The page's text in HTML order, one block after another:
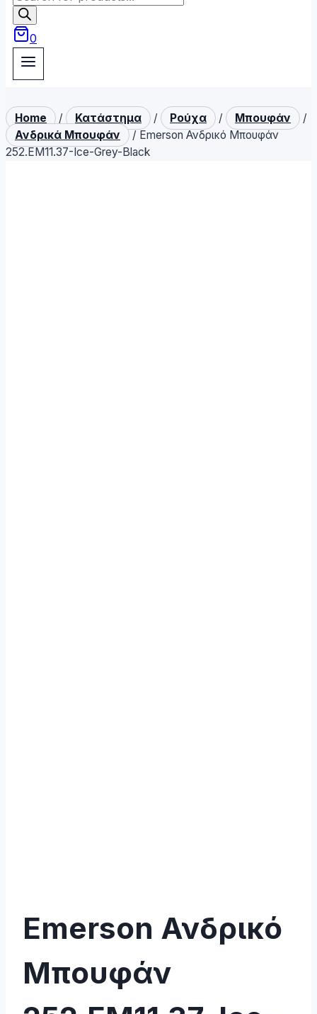
search
0
Home / Κατάστημα / Ρούχα / Μπουφάν
/
Ανδρικά Μπουφάν
/ Emerson Ανδρικό Μπουφάν
252.EM11.37-Ice-Grey-Black
Emerson Ανδρικό
Μπουφάν